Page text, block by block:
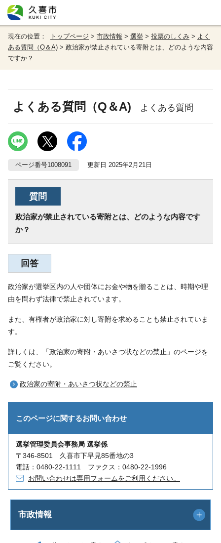
現在の位置： トップページ > 市政情報 > 選挙 > 投票のしくみ > よく
ある質問（Q＆A) > 政治家が禁止されている寄附とは、どのような内容
ですか？
よくある質問（Q＆A) よくある質問
ページ番号1008091 更新日 2025年2月21日
質問
政治家が禁止されている寄附とは、どのような内容です
か？
回答
政治家が選挙区内の人や団体にお金や物を贈ることは、時期や理
由を問わず法律で禁止されています。
また、有権者が政治家に対し寄附を求めることも禁止されていま
す。
詳しくは、「政治家の寄附・あいさつ状などの禁止」のページを
ご覧ください。
政治家の寄附・あいさつ状などの禁止
このページに関するお問い合わせ
選挙管理委員会事務局 選挙係
〒346-8501 久喜市下早見85番地の3
電話：0480-22-1111 ファクス：0480-22-1996
お問い合わせは専用フォームをご利用ください。
市政情報